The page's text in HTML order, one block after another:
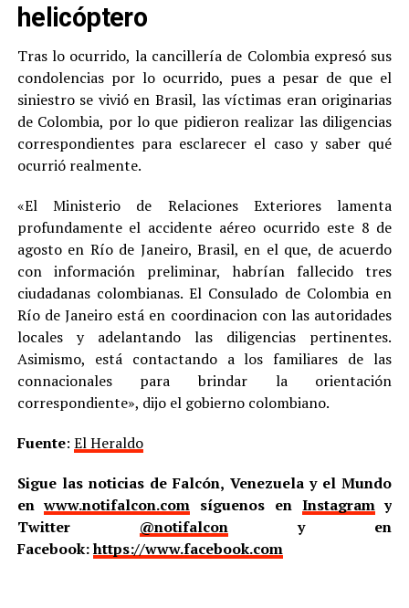
helicóptero
Tras lo ocurrido, la cancillería de Colombia expresó sus
condolencias por lo ocurrido, pues a pesar de que el
siniestro se vivió en Brasil, las víctimas eran originarias
de Colombia, por lo que pidieron realizar las diligencias
correspondientes para esclarecer el caso y saber qué
ocurrió realmente.
«El Ministerio de Relaciones Exteriores lamenta
profundamente el accidente aéreo ocurrido este 8 de
agosto en Río de Janeiro, Brasil, en el que, de acuerdo
con información preliminar, habrían fallecido tres
ciudadanas colombianas. El Consulado de Colombia en
Río de Janeiro está en coordinacion con las autoridades
locales y adelantando las diligencias pertinentes.
Asimismo, está contactando a los familiares de las
connacionales para brindar la orientación
correspondiente», dijo el gobierno colombiano.
Fuente: El Heraldo
Sigue las noticias de Falcón, Venezuela y el Mundo
enwww.notifalcon.com síguenos en Instagramy
Twitter @notifalcony en
Facebook:https://www.facebook.com